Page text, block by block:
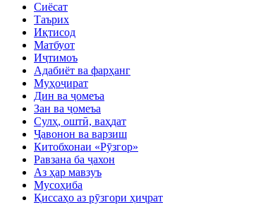
Сиёсат
Таърих
Иқтисод
Матбуот
Иҷтимоъ
Адабиёт ва фарҳанг
Муҳоҷират
Дин ва ҷомеъа
Зан ва ҷомеъа
Сулҳ, оштӣ, ваҳдат
Ҷавонон ва варзиш
Китобхонаи «Рӯзгор»
Равзана ба ҷахон
Аз ҳар мавзуъ
Мусоҳиба
Қиссаҳо аз рӯзгори ҳиҷрат